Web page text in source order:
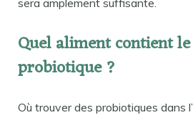
sera amplement suffisante.
Quel aliment contient
probiotique ?
Où trouver des probiotiques dans